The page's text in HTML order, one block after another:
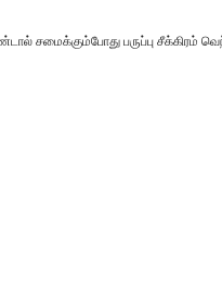
சமைக்கும்போது பருப்பு சீக்கிரம்